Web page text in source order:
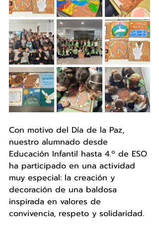
Con motivo del Día de la Paz,
nuestro alumnado desde
Educación Infantil hasta 4.º de ESO
ha participado en una actividad
muy especial: la creación y
decoración de una baldosa
inspirada en valores de
convivencia, respeto y solidaridad.